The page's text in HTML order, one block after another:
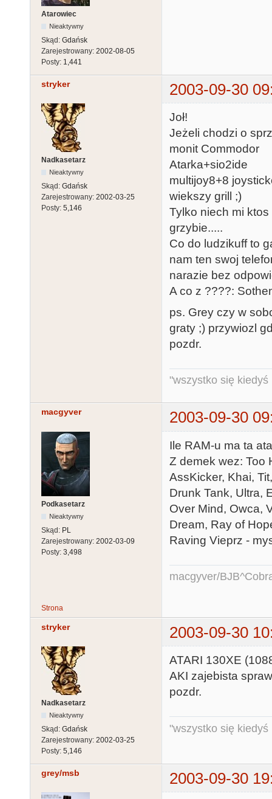
Atarowiec
Nieaktywny
Skąd: Gdańsk
Zarejestrowany: 2002-08-05
Posty: 1,441
stryker 2003-09-30
Nadkasetarz
Nieaktywny
Skąd: Gdańsk
Zarejestrowany: 2002-03-25
Posty: 5,146
Joł!
Jeżeli chodzi o
monit Commodor
Atarka+sio2ide
multijoy8+8
wiekszy grill ;)
Tylko niech mi
grzybie.....
Co do ludzikuff to
nam ten swoj
narazie bez
A co z ????:
ps. Grey czy w
graty ;) przywiozl
pozdr.
"wszystko się kiedyś
macgyver 2003-09-30
Podkasetarz
Nieaktywny
Skąd: PL
Zarejestrowany: 2002-03-09
Posty: 3,498
Ile RAM-u ma ta
Z demek wez: Too
AssKicker, Khai,
Drunk Tank, Ultra,
Over Mind, Owca,
Dream, Ray of
Raving Vieprz -
macgyver/
Strona
stryker 2003-09-30
Nadkasetarz
Nieaktywny
Skąd: Gdańsk
Zarejestrowany: 2002-03-25
Posty: 5,146
ATARI 130XE
AKI zajebista
pozdr.
"wszystko się kiedyś
grey/msb 2003-09-30